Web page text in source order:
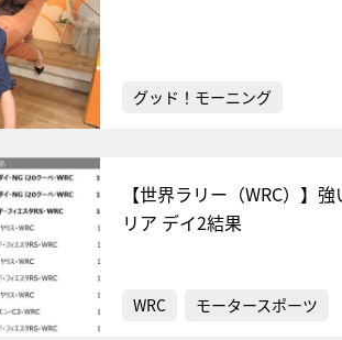
グッド！モーニング
【世界ラリー（WRC）】
リア デイ2結果
WRC モータースポーツ